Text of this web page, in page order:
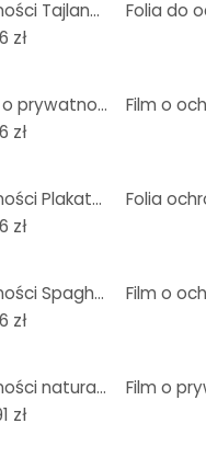
Film o prywatności Tajlandia Budda - Panorama 02
zł
Specjalny film o prywatności - Panorama
zł
Film o prywatności Plakaty rozdarte - Panorama
zł
Film o prywatności Spaghetti alla mamma - Panorama
zł
Film o prywatności natura 3 - Panorama
zł